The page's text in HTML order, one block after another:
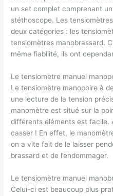
un set complet comprenant
stéthoscope. Les
deux catégories : les
tensiomètres manobrassard.
même fiabilité, ils ont
Le tensiomètre manuel
Le tensiomètre manopoire à
une lecture de la tension
manomètre est situé sur la
différents éléments est facile.
casser ! En effet, le
on a vite fait de le laisser
brassard et de l’endommager.
Le tensiomètre manuel
Celui-ci est beaucoup plus